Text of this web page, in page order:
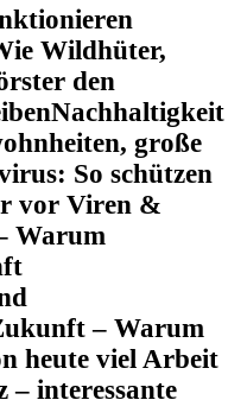
Wildhüter,
den
Nachhaltigkeit
große
So schützen
vor Viren &
Warum
– Warum
heute viel Arbeit
– interessante